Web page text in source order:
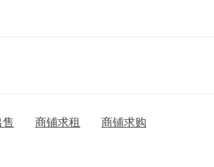
商铺求租 商铺求购